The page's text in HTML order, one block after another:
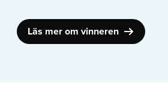
Läs mer om vinneren